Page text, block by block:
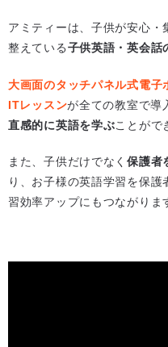
アミティーは、子供が安心・
整えている子供英語・英会話
大画面のタッチパネル式電
ITレッスンが全ての教室で導
直感的に英語を学ぶことがで
また、子供だけでなく保護者
り、お子様の英語学習を保
習効率アップにもつながりま